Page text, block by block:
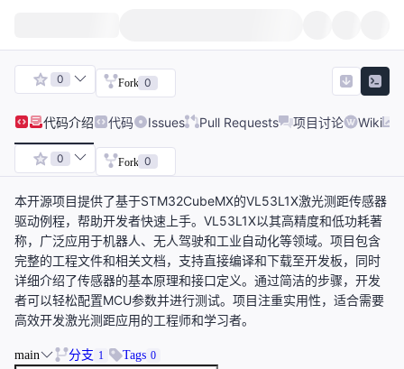
0 Fork 0
代码介绍 代码 Issues Pull Requests 项目讨论 Wiki
0 Fork 0
本开源项目提供了基于STM32CubeMX的VL53L1X激光测距传感器
驱动例程，帮助开发者快速上手。VL53L1X以其高精度和低功耗著
称，广泛应用于机器人、无人驾驶和工业自动化等领域。项目包含
完整的工程文件和相关文档，支持直接编译和下载至开发板，同时
详细介绍了传感器的基本原理和接口定义。通过简洁的步骤，开发
者可以轻松配置MCU参数并进行测试。项目注重实用性，适合需要
高效开发激光测距应用的工程师和学习者。
main 分支 1 Tags 0